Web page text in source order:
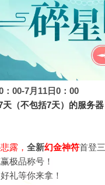
：00-7月11日0：00
（不包括7天）的服务器
露 ， 全新幻金神符首登
极品称号！
礼等你来拿！